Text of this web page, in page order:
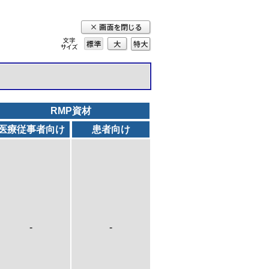
標準 大
特
大
RMP資材
療従事者向け
患者向け
- -